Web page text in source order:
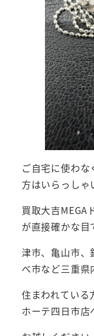
ご自宅に使わ
方はいらっしゃ
買取大吉MEGA
が直接確かな目
津市、亀山市
べ市など三重県
住まわれている
ホーテ四日市店